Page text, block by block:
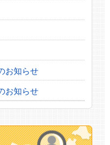
お知らせ
お知らせ